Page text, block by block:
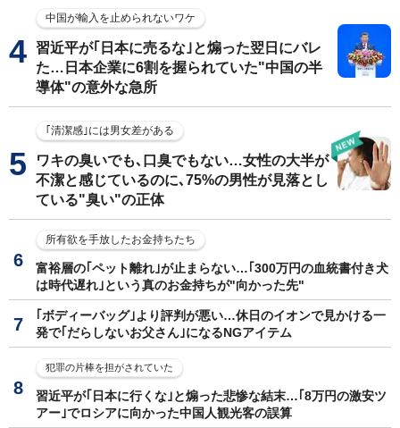
中国が輸入を止められないワケ
習近平が｢日本に売るな｣と煽った翌日にバレ
た…日本企業に6割を握られていた"中国の半
導体"の意外な急所
｢清潔感｣には男女差がある
ワキの臭いでも､口臭でもない…女性の大半が
不潔と感じているのに､75%の男性が見落とし
ている"臭い"の正体
所有欲を手放したお金持ちたち
富裕層の｢ペット離れ｣が止まらない…｢300万円の血統書付き犬
は時代遅れ｣という真のお金持ちが"向かった先"
｢ボディーバッグ｣より評判が悪い…休日のイオンで見かける一
発で｢だらしないお父さん｣になるNGアイテム
犯罪の片棒を担がされていた
習近平が｢日本に行くな｣と煽った悲惨な結末…｢8万円の激安ツ
アー｣でロシアに向かった中国人観光客の誤算